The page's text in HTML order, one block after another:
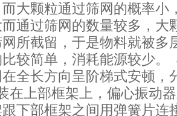
大颗粒通过筛网的概率小
通过筛网的数量较多，大
所截留，于是物料就被多
较简单，消耗能源较少
全长方向呈阶梯式安顿，
在上部框架上，偏心振动
跟下部框架之间用弹簧片